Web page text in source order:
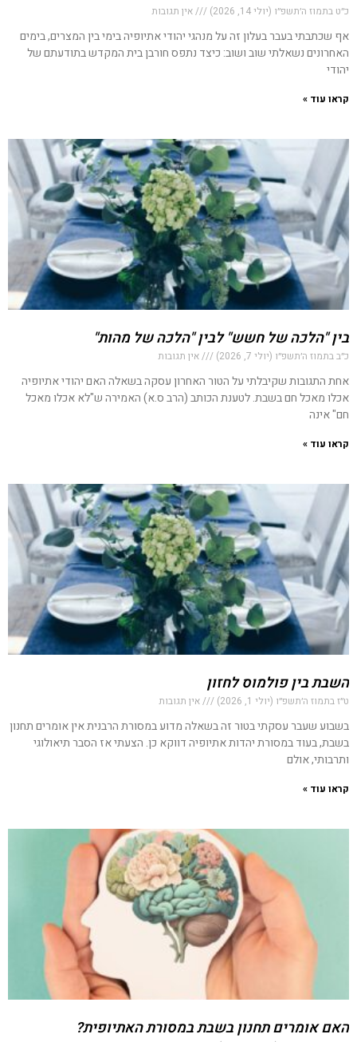
כ״ט בתמוז ה׳תשפ״ו (יולי 14, 2026) אין תגובות
אף שכתבתי בעבר בעלון זה על מנהגי יהודי אתיופיה בימי בין המצרים, בימים
האחרונים נשאלתי שוב ושוב: כיצד נתפס חורבן בית המקדש בתודעתם של
יהודי
קראו עוד »
בין "הלכה של חשש" לבין "הלכה של מהות"
כ״ב בתמוז ה׳תשפ״ו (יולי 7, 2026) אין תגובות
אחת התגובות שקיבלתי על הטור האחרון עסקה בשאלה האם יהודי אתיופיה
אכלו מאכל חם בשבת. לטענת הכותב (הרב ס.א) האמירה ש"לא אכלו מאכל
חם" אינה
קראו עוד »
השבת בין פולמוס לחזון
ט״ז בתמוז ה׳תשפ״ו (יולי 1, 2026) אין תגובות
בשבוע שעבר עסקתי בטור זה בשאלה מדוע במסורת הרבנית אין אומרים תחנון
בשבת, בעוד במסורת יהדות אתיופיה דווקא כן. הצעתי אז הסבר תיאולוגי
ותרבותי, אולם
קראו עוד »
האם אומרים תחנון בשבת במסורת האתיופית?